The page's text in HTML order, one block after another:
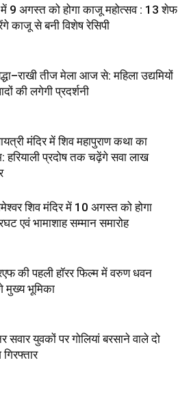
9 अगस्त को होगा काजू महोत्सव : 13 शेफ
काजू से बनी विशेष रेसिपी
तीज मेला आज से: महिला उद्यमियों
की लगेगी प्रदर्शनी
मंदिर में शिव महापुराण कथा का
हरियाली प्रदोष तक चढ़ेंगे सवा लाख
शिव मंदिर में 10 अगस्त को होगा
एवं भामाशाह सम्मान समारोह
की पहली हॉरर फिल्म में वरुण धवन
मुख्य भूमिका
सवार युवकों पर गोलियां बरसाने वाले दो